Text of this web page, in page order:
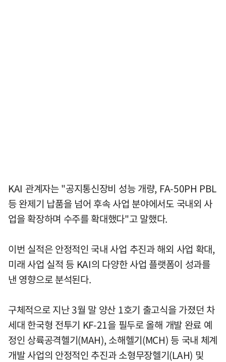
KAI 관계자는 "공지통신장비 성능 개량, FA-50PH PBL
등 완제기 납품을 넘어 후속 사업 분야에서도 국내외 사
업을 확장하며 수주를 확대했다"고 말했다.
이번 실적은 안정적인 국내 사업 추진과 해외 사업 확대,
미래 사업 실적 등 KAI의 다양한 사업 플랫폼이 성과를
낸 영향으로 분석된다.
구체적으로 지난 3월 말 양산 1호기 출고식을 가졌던 차
세대 한국형 전투기 KF-21을 필두로 올해 개발 완료 예
정인 상륙공격헬기(MAH), 소해헬기(MCH) 등 국내 체계
개발 사업의 안정적인 추진과 소형무장헬기(LAH) 및